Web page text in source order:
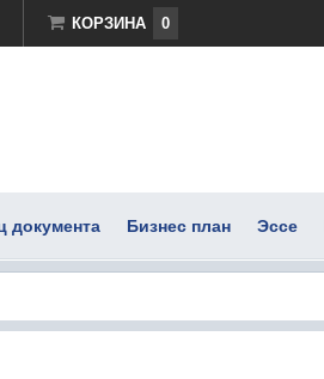
КОРЗИНА 0
документа Бизнес план Эссе